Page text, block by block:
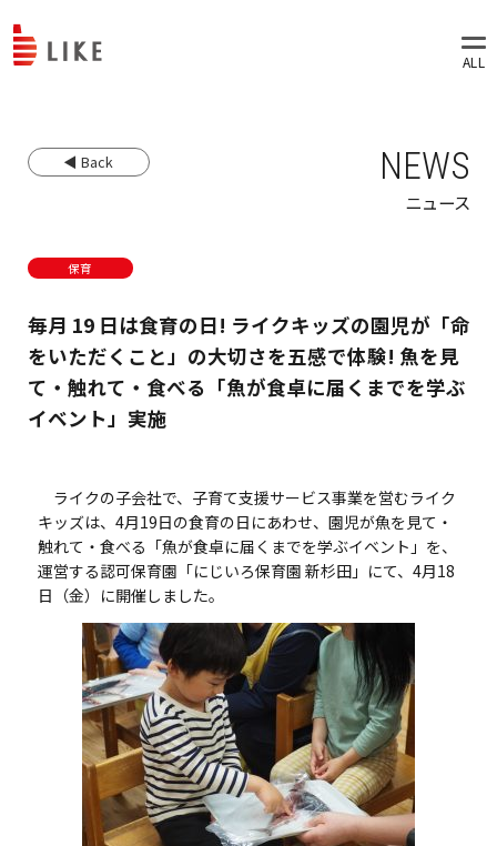
◀ Back NEWS
ニュース
保育
毎月 19 日は食育の日! ライクキッズの園児が「命
をいただくこと」の大切さを五感で体験! 魚を見
て・触れて・食べる「魚が食卓に届くまでを学ぶ
イベント」実施
ライクの子会社で、子育て支援サービス事業を営むライク
キッズは、4月19日の食育の日にあわせ、園児が魚を見て・
触れて・食べる「魚が食卓に届くまでを学ぶイベント」を、
運営する認可保育園「にじいろ保育園 新杉田」にて、4月18
日（金）に開催しました。